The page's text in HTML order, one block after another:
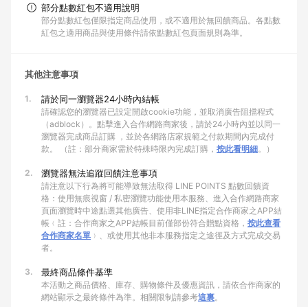
部分點數紅包不適用說明
部分點數紅包僅限指定商品使用，或不適用於無回饋商品。各點數
紅包之適用商品與使用條件請依點數紅包頁面規則為準。
其他注意事項
1. 請於同一瀏覽器24小時內結帳
請確認您的瀏覽器已設定開啟cookie功能，並取消廣告阻擋程式
（adblock）。點擊進入合作網路商家後，請於24小時內並以同一
瀏覽器完成商品訂購 ，並於各網路店家規範之付款期間內完成付
款。 （註：部分商家需於特殊時限內完成訂購， 按此看明細。）
2. 瀏覽器無法追蹤回饋注意事項
請注意以下行為將可能導致無法取得 LINE POINTS 點數回饋資
格：使用無痕視窗 / 私密瀏覽功能使用本服務、進入合作網路商家
頁面瀏覽時中途點選其他廣告、使用非LINE指定合作商家之APP結
帳﹙註：合作商家之APP結帳目前僅部份符合贈點資格， 按此查看
合作商家名單 ﹚、或使用其他非本服務指定之途徑及方式完成交易
者。
3. 最終商品條件基準
本活動之商品價格、庫存、購物條件及優惠資訊，請依合作商家的
網站顯示之最終條件為準。相關限制請參考這裏。